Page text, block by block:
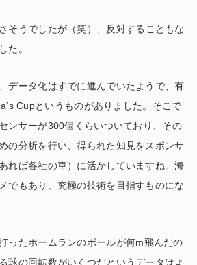
そうでしたが（笑）、反対することもな
た。
データ化はすでに進んでいたようで、有
Cupというものがありました。そこで
ンサーが300個くらいついており、その
の分析を行い、得られた知見をスポンサ
れば各社の車）に活かしていますね。海
でもあり、究極の技術を目指すものにな
ったホームランのボールが何m飛んだの
球の回転数がいくつだというデータはよ